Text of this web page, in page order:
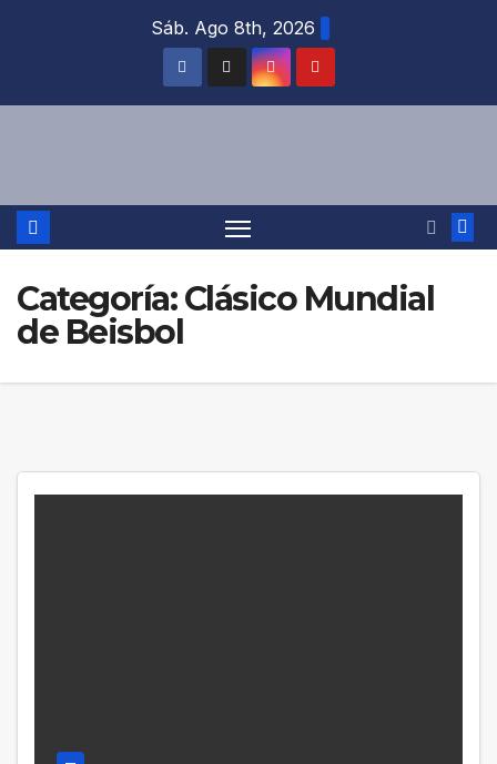
Sáb. Ago 8th, 2026
Categoría:Clásico Mundial
de Beisbol